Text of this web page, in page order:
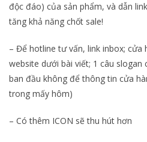
độc đáo) của sản phẩm, và dẫn
tăng khả năng chốt sale!
– Để hotline tư vấn, link inbox; cửa
website dưới bài viết; 1 câu slogan
ban đầu không để thông tin cửa
trong mấy hôm)
– Có thêm ICON sẽ thu hút hơn